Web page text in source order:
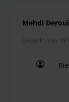
berechnet.
2,10 m beträgt
Mehdi
Geparkt von